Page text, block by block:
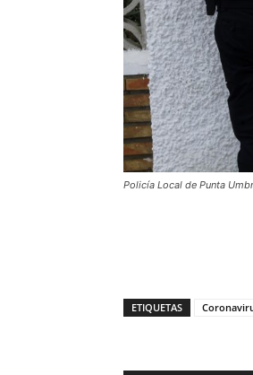
Policía Local de Punta
ETIQUETAS